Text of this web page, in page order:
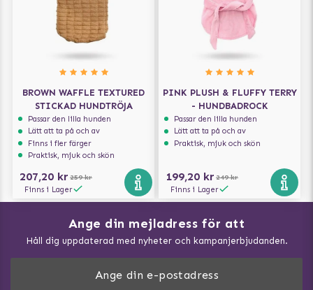
BROWN WAFFLE TEXTURED
STICKAD HUNDTRÖJA
Passar den lilla hunden
Lätt att ta på och av
Finns i fler färger
Praktisk, mjuk och skön
207,20 kr 259 kr
Finns i Lager
PINK PLUSH & FLUFFY TERRY
- HUNDBADROCK
Passar den lilla hunden
Lätt att ta på och av
Praktisk, mjuk och skön
199,20 kr 249 kr
Finns i Lager
Ange din mejladress för att
Håll dig uppdaterad med nyheter och kampanjerbjudanden.
Vad kan hundar äta?